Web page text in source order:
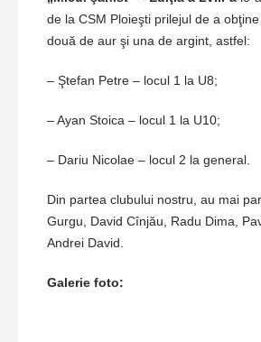
de la CSM Ploieşti prilejul de a
două de aur şi una de argint, astfel:
– Ştefan Petre – locul 1 la U8;
– Ayan Stoica – locul 1 la U10;
– Dariu Nicolae – locul 2 la general.
Din partea clubului nostru, au mai
Gurgu, David Cînjău, Radu Dima,
Andrei David.
Galerie foto: